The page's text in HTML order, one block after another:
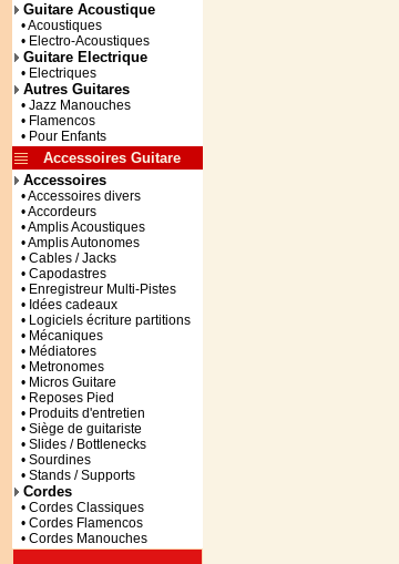
Guitare Acoustique
• Acoustiques
• Electro-Acoustiques
Guitare Electrique
• Electriques
Autres Guitares
• Jazz Manouches
• Flamencos
• Pour Enfants
Accessoires Guitare
Accessoires
• Accessoires divers
• Accordeurs
• Amplis Acoustiques
• Amplis Autonomes
• Cables / Jacks
• Capodastres
• Enregistreur Multi-Pistes
• Idées cadeaux
• Logiciels écriture partitions
• Mécaniques
• Médiatores
• Metronomes
• Micros Guitare
• Reposes Pied
• Produits d'entretien
• Siège de guitariste
• Slides / Bottlenecks
• Sourdines
• Stands / Supports
Cordes
• Cordes Classiques
• Cordes Flamencos
• Cordes Manouches